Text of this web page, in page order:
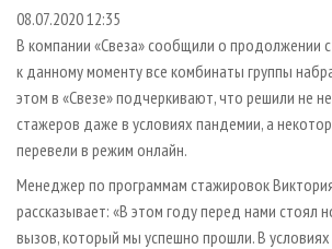
СУШКА ДРЕВЕСИНЫ
ПРОИЗВОДСТВО ДРЕВЕСНЫХ ПЛИТ
ДЕРЕВЯННОЕ ДОМОСТРОЕНИЕ
ПРОИЗВОДСТВО МЕБЕЛИ
БИОЭНЕРГЕТИКА
ЦБП
ИНСТРУМЕНТ И МАТЕРИАЛЫ
ПЕРСОНЫ
МОБИЛЬНЫЕ ВЫСТАВКИ
ОФИЦИАЛЬНЫЕ ДЕЛЕГАЦИИ
ПРИОРИТЕТНЫЕ ИНВЕСТПРОЕКТЫ
RUSSIAN FORESTRY REVIEW
ГАЗЕТА ЛЕСПРОМФОРУМ
БИБЛИОТЕКА СПЕЦИАЛИСТА
КОНТАКТЫ
РЕКЛАМА
РЕКЛАМА НА САЙТЕ
08.07.2020 12:35
В компании «Свеза» сообщили о продолжении
к данному моменту все комбинаты группы
этом в «Свезе» подчеркивают, что решили не
стажеров даже в условиях пандемии, а
перевели в режим онлайн.
Менеджер по программам стажировок
рассказывает: «В этом году перед нами стоял
вызов, который мы успешно прошли. В